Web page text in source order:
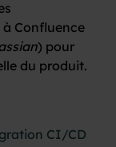
Confluence
) pour
du produit.
CI/CD